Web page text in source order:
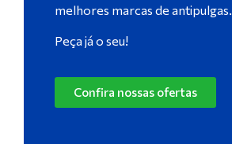
melhores marcas de antipulgas.
Peça já o seu!
Confira nossas ofertas